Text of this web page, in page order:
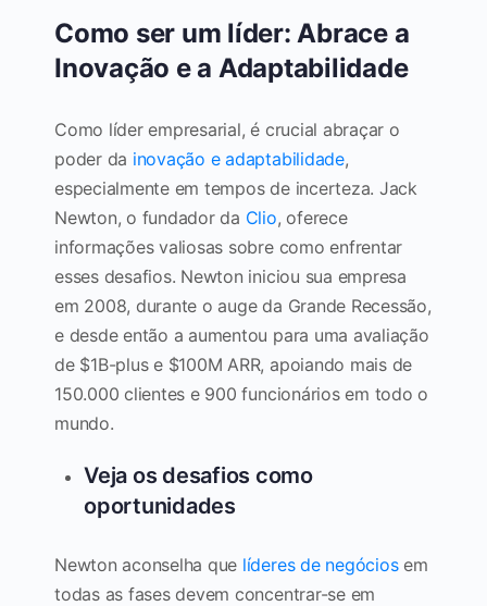
Como ser um líder: Abrace a
Inovação e a Adaptabilidade
Como líder empresarial, é crucial abraçar o
poder da inovação e adaptabilidade,
especialmente em tempos de incerteza. Jack
Newton, o fundador da Clio, oferece
informações valiosas sobre como enfrentar
esses desafios. Newton iniciou sua empresa
em 2008, durante o auge da Grande Recessão,
e desde então a aumentou para uma avaliação
de $1B-plus e $100M ARR, apoiando mais de
150.000 clientes e 900 funcionários em todo o
mundo.
Veja os desafios como
oportunidades
Newton aconselha que líderes de negóciosem
todas as fases devem concentrar-se em